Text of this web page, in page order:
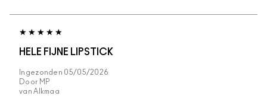
HELE FIJNE LIPSTICK
Ingezonden 05/05/2026
Door MP
van Alkmaa